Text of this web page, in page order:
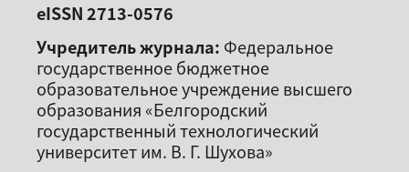
eISSN 2713-0576
Учредитель журнала: Федеральное
государственное бюджетное
образовательное учреждение высшего
образования «Белгородский
государственный технологический
университет им. В. Г. Шухова»